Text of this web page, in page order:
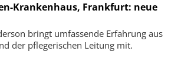
Krankenhaus, Frankfurt: neue
bringt umfassende Erfahrung aus
der pflegerischen Leitung mit.